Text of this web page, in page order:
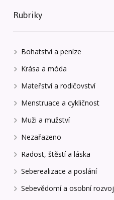
Rubriky
Bohatství a peníze
Krása a móda
Mateřství a rodičovství
Menstruace a cykličnost
Muži a mužství
Nezařazeno
Radost, štěstí a láska
Seberealizace a poslání
Sebevědomí a osobní rozvoj